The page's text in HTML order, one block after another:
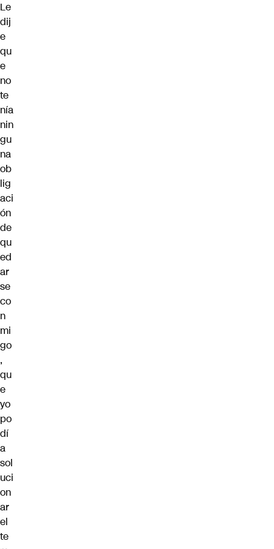
Le
dij
e
qu
e
no
te
nía
nin
gu
na
ob
lig
aci
ón
de
qu
ed
ar
se
co
n
mi
go
,
qu
e
yo
po
dí
a
sol
uci
on
ar
el
te